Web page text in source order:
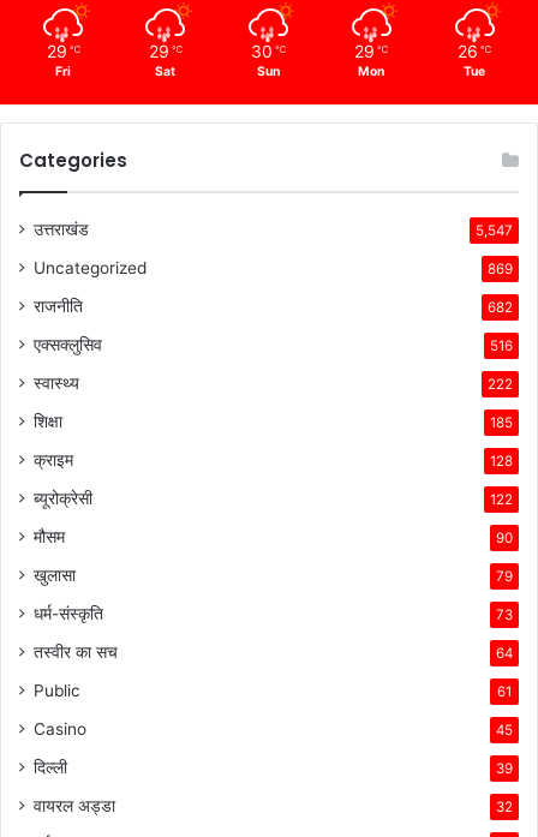
29 ℃
Fri
29 ℃
Sat
30 ℃
Sun
29 ℃
Mon
26 ℃
Tue
Categories
उत्तराखंड 5,547
Uncategorized 869
राजनीति 682
एक्सक्लुसिव 516
स्वास्थ्य 222
शिक्षा 185
क्राइम 128
ब्यूरोक्रेसी 122
मौसम 90
खुलासा 79
धर्म-संस्कृति 73
तस्वीर का सच 64
Public 61
Casino 45
दिल्ली 39
वायरल अड्डा 32